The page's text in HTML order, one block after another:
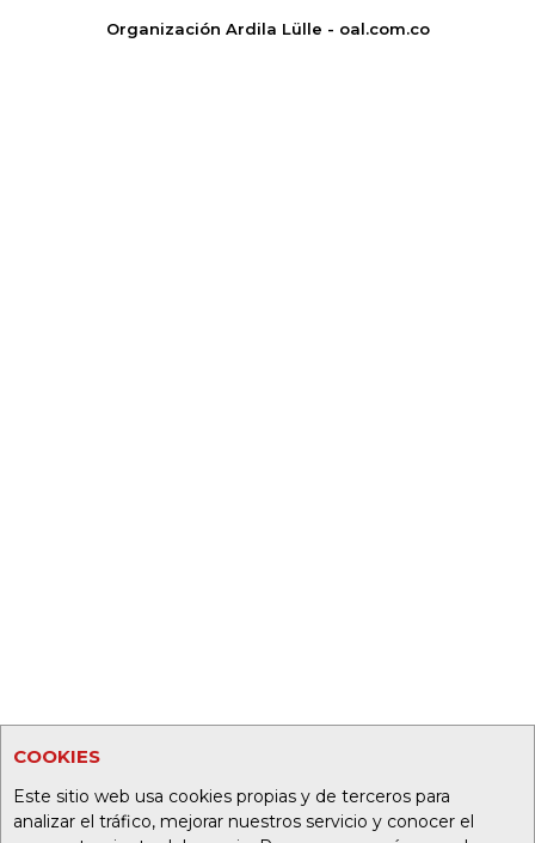
COOKIES
Este sitio web usa cookies propias y de terceros para
analizar el tráfico, mejorar nuestros servicio y conocer el
Organización Ardila Lülle - oal.com.co